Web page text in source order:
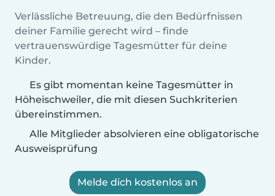
Verlässliche Betreuung, die den Bedürfnissen
deiner Familie gerecht wird – finde
vertrauenswürdige Tagesmütter für deine
Kinder.
Es gibt momentan keine Tagesmütter in
Höheischweiler, die mit diesen Suchkriterien
übereinstimmen.
Alle Mitglieder absolvieren eine obligatorische
Ausweisprüfung
Melde dich kostenlos an